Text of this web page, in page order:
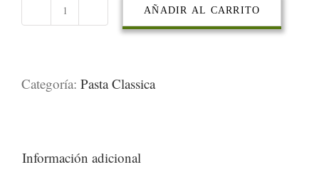
Alla
AÑADIR AL CARRITO
Categoría: Pasta Classica
Información adicional